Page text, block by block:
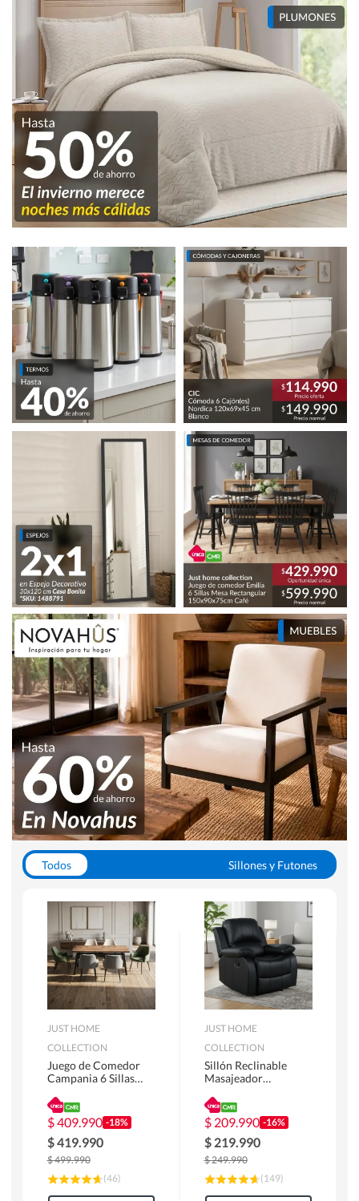
Todos
Sillones y Futones
Escritorios y Sillas PC
Racks y Muebles TV
Alfombras
JUST HOME
COLLECTION
Juego de Comedor
Campania 6 Sillas
180 x 90 x 76 cm
Café
$409.990 -18%
$419.990
$499.990
(46)
JUST HOME
COLLECTION
Sillón Reclinable
Masajeador
Atlanta 91x101x94
cm Negro
$ 209.990 -16%
$ 219.990
$249.990
(149)